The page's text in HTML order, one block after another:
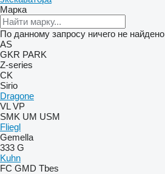
Марка
По данному запросу ничего не найдено
AS
GKR PARK
Z-series
CK
Sirio
Dragone
VL VP
SMK UM USM
Fliegl
Gemella
333 G
Kuhn
FC GMD Tbes